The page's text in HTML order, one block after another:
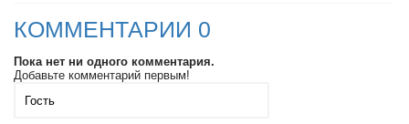
КОММЕНТАРИИ 0
Пока нет ни одного комментария.
Добавьте комментарий первым!